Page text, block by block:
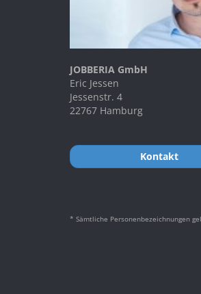
JOBBERIA GmbH
Eric Jessen
Jessenstr. 4
22767 Hamburg
Kontakt
* Sämtliche Personenbezeichnungen